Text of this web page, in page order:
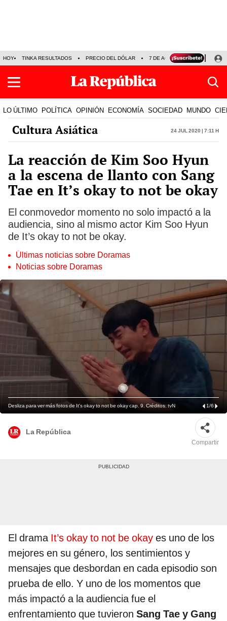
HOY TINKA RESULTADOS PRECIO DEL DÓLAR 7 DE AGOSTO OLLANTA
LO ÚLTIMO POLÍTICA OPINIÓN ECONOMÍA SOCIEDAD MUNDO
Cultura Asiática 24 Jul 2020 | 7:11 h
La reacción de Kim Soo Hyun
a la escena de llanto con Sang
Tae en It’s okay to not be okay
El conmovedor momento no solo impactó a la
audiencia, sino al mismo actor Kim Soo Hyun
de It’s okay to not be okay.
Últimas noticias sobre Doramas
Noticias sobre Doramas
Desliza para ver más fotos de It's okay to not be okay cap. 9. Créditos: tvN 1/6
La República
Compartir
El drama It’s okay to not be okay es uno de los
mejores en su género, los sentimientos y
mensajes que desbordan en cada episodio son
prueba de ello. Y uno de los momentos que
más impactó a la audiencia fue el
enfrentamiento que tuvieron Sang Tae y Gang